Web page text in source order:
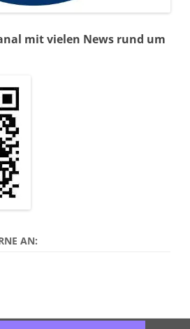
mit vielen News rund um
AN: